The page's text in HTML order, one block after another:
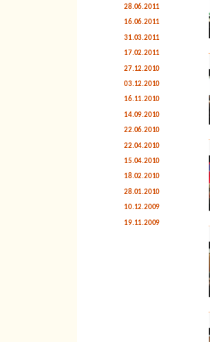
28.06.2011
16.06.2011
31.03.2011
17.02.2011
27.12.2010
03.12.2010
16.11.2010
14.09.2010
22.06.2010
22.04.2010
15.04.2010
18.02.2010
28.01.2010
10.12.2009
19.11.2009